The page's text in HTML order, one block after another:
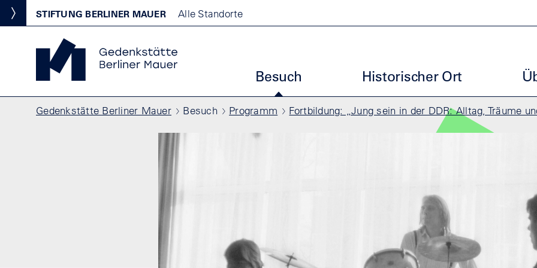
Direkt zum Inhalt
Standortmenu
Show locations
STIFTUNG BERLINER MAUER Alle Standorte
Gedenkstätte Berliner Mauer Startseite
Hauptmenu GBM
Besuch Historischer Ort
Pfadnavigation
Gedenkstätte Berliner Mauer Besuch Programm Fortbildung: „Jung sein in der DDR: Alltag, Träume